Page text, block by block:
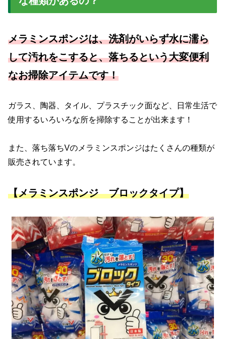
メラミンスポンジは、洗剤がいらず水に濡ら
して汚れをこすると、落ちるという大変便利
なお掃除アイテムです！
ガラス、陶器、タイル、プラスチック面など、日常生活で
使用するいろいろな所を掃除することが出来ます！
また、落ち落ちVのメラミンスポンジはたくさんの種類が
販売されています。
【メラミンスポンジ ブロックタイプ】